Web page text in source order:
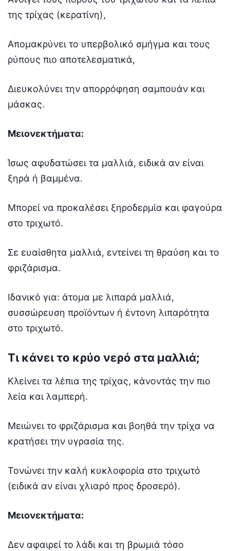
της τρίχας (κερατίνη),
Απομακρύνει το υπερβολικό σμήγμα και τους
ρύπους πιο αποτελεσματικά,
Διευκολύνει την απορρόφηση σαμπουάν και
μάσκας.
Μειονεκτήματα:
Ίσως αφυδατώσει τα μαλλιά, ειδικά αν είναι
ξηρά ή βαμμένα.
Μπορεί να προκαλέσει ξηροδερμία και φαγούρα
στο τριχωτό.
Σε ευαίσθητα μαλλιά, εντείνει τη θραύση και το
φριζάρισμα.
Ιδανικό για: άτομα με λιπαρά μαλλιά,
συσσώρευση προϊόντων ή έντονη λιπαρότητα
στο τριχωτό.
Τι κάνει το κρύο νερό στα μαλλιά;
Κλείνει τα λέπια της τρίχας, κάνοντάς την πιο
λεία και λαμπερή.
Μειώνει το φριζάρισμα και βοηθά την τρίχα να
κρατήσει την υγρασία της.
Τονώνει την καλή κυκλοφορία στο τριχωτό
(ειδικά αν είναι χλιαρό προς δροσερό).
Μειονεκτήματα:
Δεν αφαιρεί το λάδι και τη βρωμιά τόσο